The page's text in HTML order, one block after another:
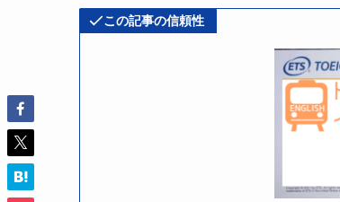
この記事の信頼性